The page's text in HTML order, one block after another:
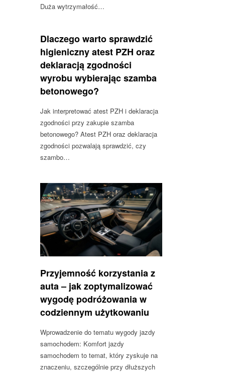
Duża wytrzymałość…
Dlaczego warto sprawdzić
higieniczny atest PZH oraz
deklaracją zgodności
wyrobu wybierając szamba
betonowego?
Jak interpretować atest PZH i deklaracja
zgodności przy zakupie szamba
betonowego? Atest PZH oraz deklaracja
zgodności pozwalają sprawdzić, czy
szambo…
Przyjemność korzystania z
auta – jak zoptymalizować
wygodę podróżowania w
codziennym użytkowaniu
Wprowadzenie do tematu wygody jazdy
samochodem: Komfort jazdy
samochodem to temat, który zyskuje na
znaczeniu, szczególnie przy dłuższych